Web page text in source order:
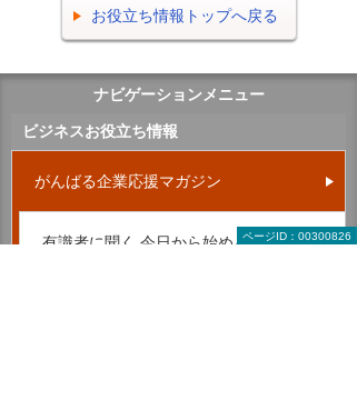
お役立ち情報トップへ戻る
ページID：00300826
ナビゲーションメニュー
ビジネスお役立ち情報
がんばる企業応援マガジン
有識者に聞く 今日から始める経営改革